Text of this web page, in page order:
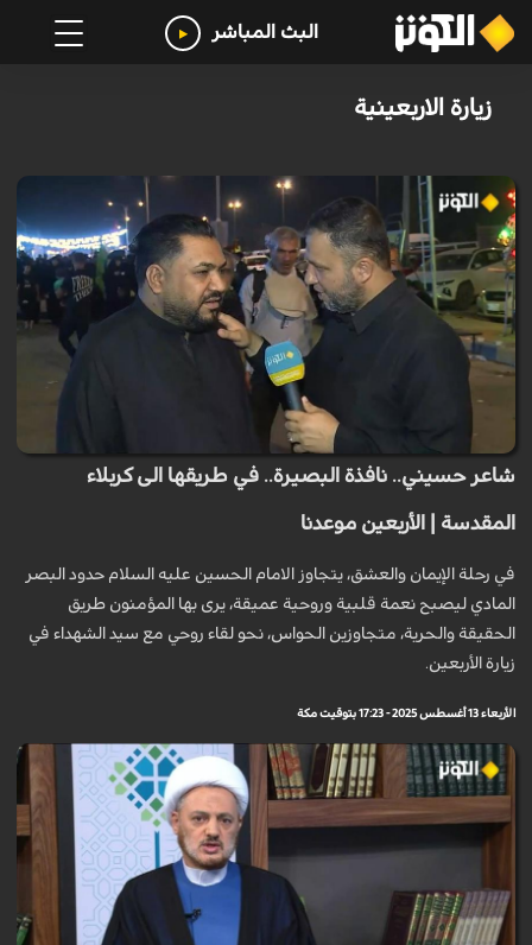
البث المباشر
زيارة الاربعينية
شاعر حسيني.. نافذة البصيرة.. في طريقها الى كربلاء
المقدسة | الأربعين موعدنا
في رحلة الإيمان والعشق، يتجاوز الامام الحسين عليه السلام حدود البصر
المادي ليصبح نعمة قلبية وروحية عميقة، يرى بها المؤمنون طريق
الحقيقة والحرية، متجاوزين الحواس، نحو لقاء روحي مع سيد الشهداء في
زيارة الأربعين.
الأربعاء 13 أغسطس 2025 - 17:23 بتوقيت مكة